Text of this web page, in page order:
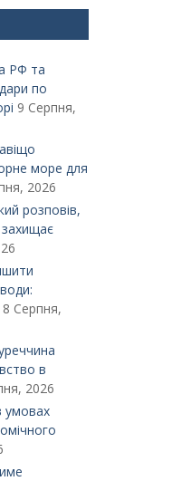
РФ та
по
9 Серпня,
море для
2026
розповів,
8 Серпня,
в
2026
умовах